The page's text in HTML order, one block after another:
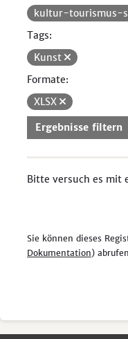
kultur-tourismus-
Tags:
Kunst
Formate:
XLSX
Ergebnisse filtern
Bitte versuch es mit
Sie können dieses
Dokumentation)